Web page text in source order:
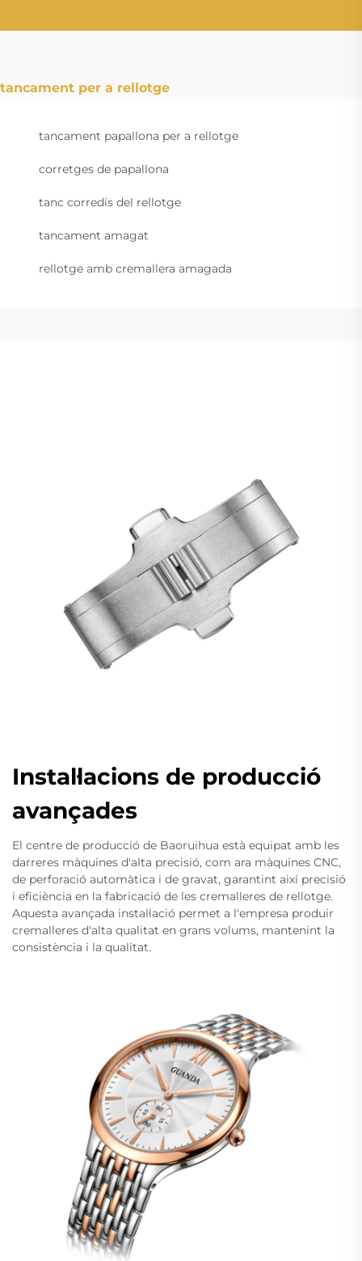
tancament per a rellotge
tancament papallona per a rellotge
corretges de papallona
tanc corredís del rellotge
tancament amagat
rellotge amb cremallera amagada
Instal·lacions de producció
avançades
El centre de producció de Baoruihua està equipat amb les
darreres màquines d'alta precisió, com ara màquines CNC,
de perforació automàtica i de gravat, garantint així precisió
i eficiència en la fabricació de les cremalleres de rellotge.
Aquesta avançada instal·lació permet a l'empresa produir
cremalleres d'alta qualitat en grans volums, mantenint la
consistència i la qualitat.